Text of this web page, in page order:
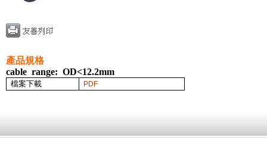
產品規格
cable range: OD<12.2mm
檔案下載 PDF